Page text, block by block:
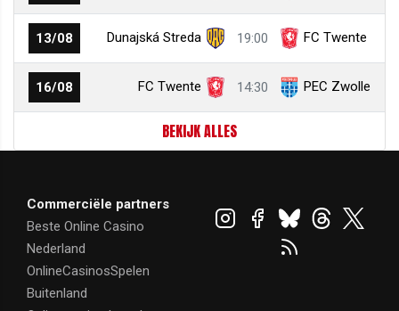
13/08 Dunajská Streda 19:00 FC Twente
16/08 FC Twente 14:30 PEC Zwolle
BEKIJK ALLES
Commerciële partners
Beste Online Casino
Nederland
OnlineCasinosSpelen
Buitenland